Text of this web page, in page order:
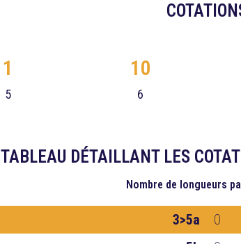
5
1
6
10
TABLEAU DÉTAILLANT LES
Nombre de longueurs
3>5a
0